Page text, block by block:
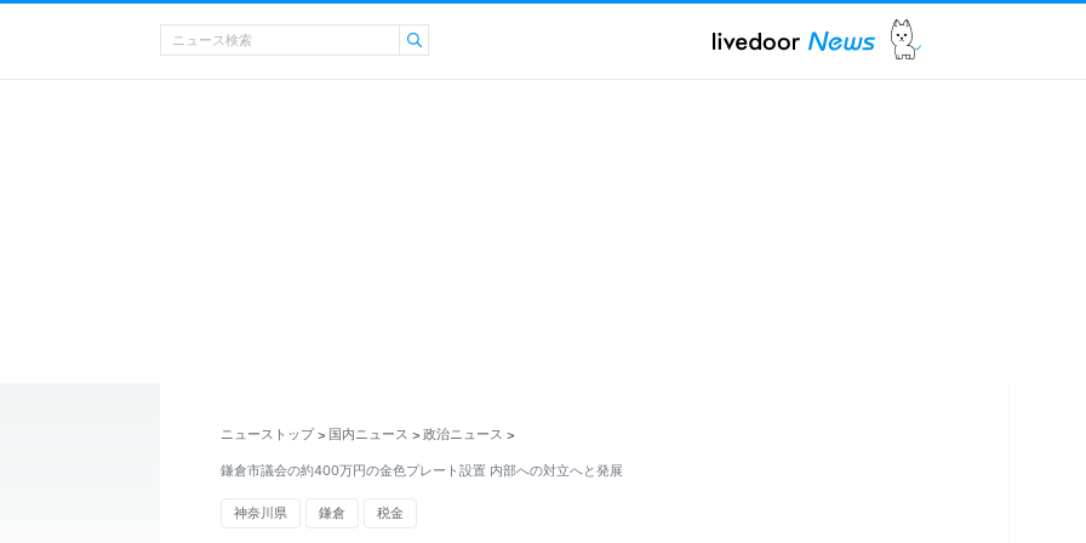
ニューストップ > 国内ニュース > 政治ニュース >
鎌倉市議会の約400万円の金色プレート設置 内部への対立へと発展
神奈川県 鎌倉 税金